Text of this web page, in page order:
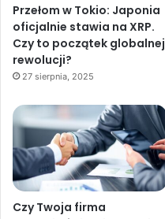
Przełom w Tokio: Japonia
oficjalnie stawia na XRP.
Czy to początek globalnej
rewolucji?
27 sierpnia, 2025
Czy Twoja firma